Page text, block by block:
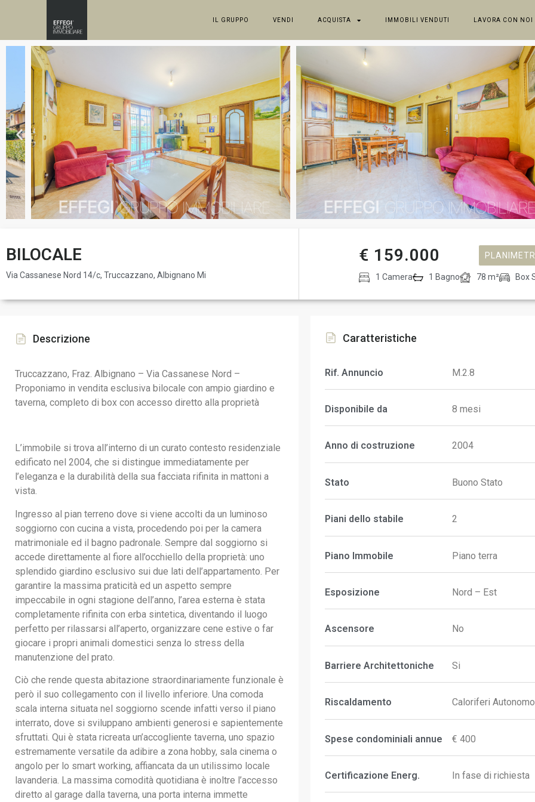
IL GRUPPO VENDI ACQUISTA IMMOBILI VENDUTI LAVORA CON NOI
BILOCALE
Via Cassanese Nord 14/c, Truccazzano, Albignano Mi
€ 159.000
1 Camera 1 Bagno 78 m² Box
Descrizione
Truccazzano, Fraz. Albignano – Via Cassanese Nord –
Proponiamo in vendita esclusiva bilocale con ampio giardino e
taverna, completo di box con accesso diretto alla proprietà
L’immobile si trova all’interno di un curato contesto residenziale
edificato nel 2004, che si distingue immediatamente per
l’eleganza e la durabilità della sua facciata rifinita in mattoni a
vista.
Ingresso al pian terreno dove si viene accolti da un luminoso
soggiorno con cucina a vista, procedendo poi per la camera
matrimoniale ed il bagno padronale. Sempre dal soggiorno si
accede direttamente al fiore all’occhiello della proprietà: uno
splendido giardino esclusivo sui due lati dell’appartamento. Per
garantire la massima praticità ed un aspetto sempre
impeccabile in ogni stagione dell’anno, l’area esterna è stata
completamente rifinita con erba sintetica, diventando il luogo
perfetto per rilassarsi all’aperto, organizzare cene estive o far
giocare i propri animali domestici senza lo stress della
manutenzione del prato.
Ciò che rende questa abitazione straordinariamente funzionale è
però il suo collegamento con il livello inferiore. Una comoda
scala interna situata nel soggiorno scende infatti verso il piano
interrato, dove si sviluppano ambienti generosi e sapientemente
sfruttati. Qui è stata ricreata un’accogliente taverna, uno spazio
estremamente versatile da adibire a zona hobby, sala cinema o
angolo per lo smart working, affiancata da un utilissimo locale
lavanderia. La massima comodità quotidiana è inoltre l’accesso
diretto al garage dalla taverna, una porta interna immette
Caratteristiche
Rif. Annuncio M.2.8
Disponibile da 8 mesi
Anno di costruzione 2004
Stato Buono Stato
Piani dello stabile 2
Piano Immobile Piano terra
Esposizione Nord – Est
Ascensore No
Barriere Architettoniche Si
Riscaldamento Caloriferi Autonomo
Spese condominiali annue € 400
Certificazione Energ. In fase di richiesta